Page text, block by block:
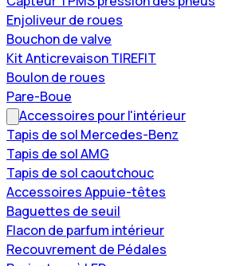
Enjoliveur de roues
Bouchon de valve
Kit Anticrevaison TIREFIT
Boulon de roues
Pare-Boue
Accessoires pour l'intérieur
Tapis de sol Mercedes-Benz
Tapis de sol AMG
Tapis de sol caoutchouc
Accessoires Appuie-têtes
Baguettes de seuil
Flacon de parfum intérieur
Recouvrement de Pédales